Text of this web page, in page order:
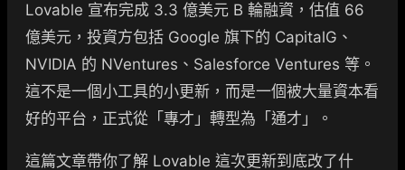
Lovable 宣布完成 3.3 億美元 B 輪融資，估值 66
億美元，投資方包括 Google 旗下的 CapitalG、
NVIDIA 的 NVentures、Salesforce Ventures 等。
這不是一個小工具的小更新，而是一個被大量資本看
好的平台，正式從「專才」轉型為「通才」。
這篇文章帶你了解 Lovable 這次更新到底改了什